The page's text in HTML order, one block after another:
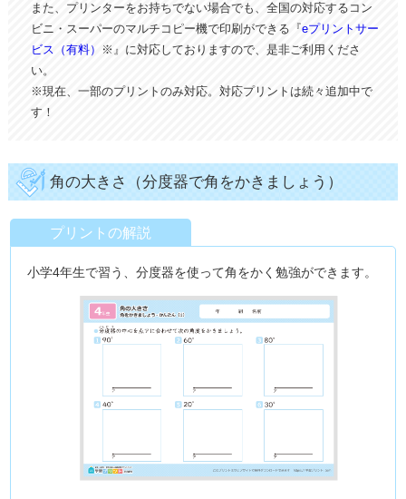
また、プリンターをお持ちでない場合でも、全国の対応するコン
ビニ・スーパーのマルチコピー機で印刷ができる『eプリントサー
ビス（有料）
※』に対応しておりますので、是非ご利用くださ
い。
※現在、一部のプリントのみ対応。対応プリントは続々追加中で
す！
角の大きさ（分度器で角をかきましょう）
プリントの解説
小学4年生で習う、分度器を使って角をかく勉強ができます。